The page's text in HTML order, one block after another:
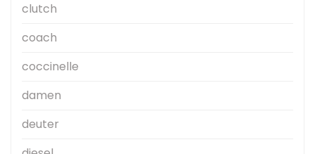
clutch
coach
coccinelle
damen
deuter